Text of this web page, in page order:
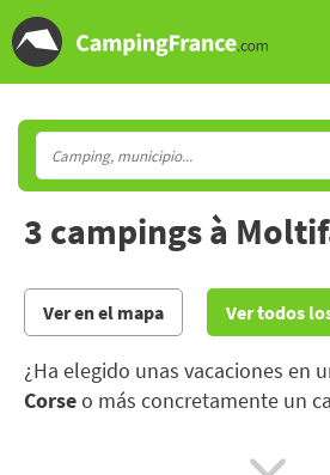
3 campings à
Ver en el mapa Ver todos
¿Ha elegido unas vacaciones en
Corseo más concretamente un
Aproveche los placeres de la